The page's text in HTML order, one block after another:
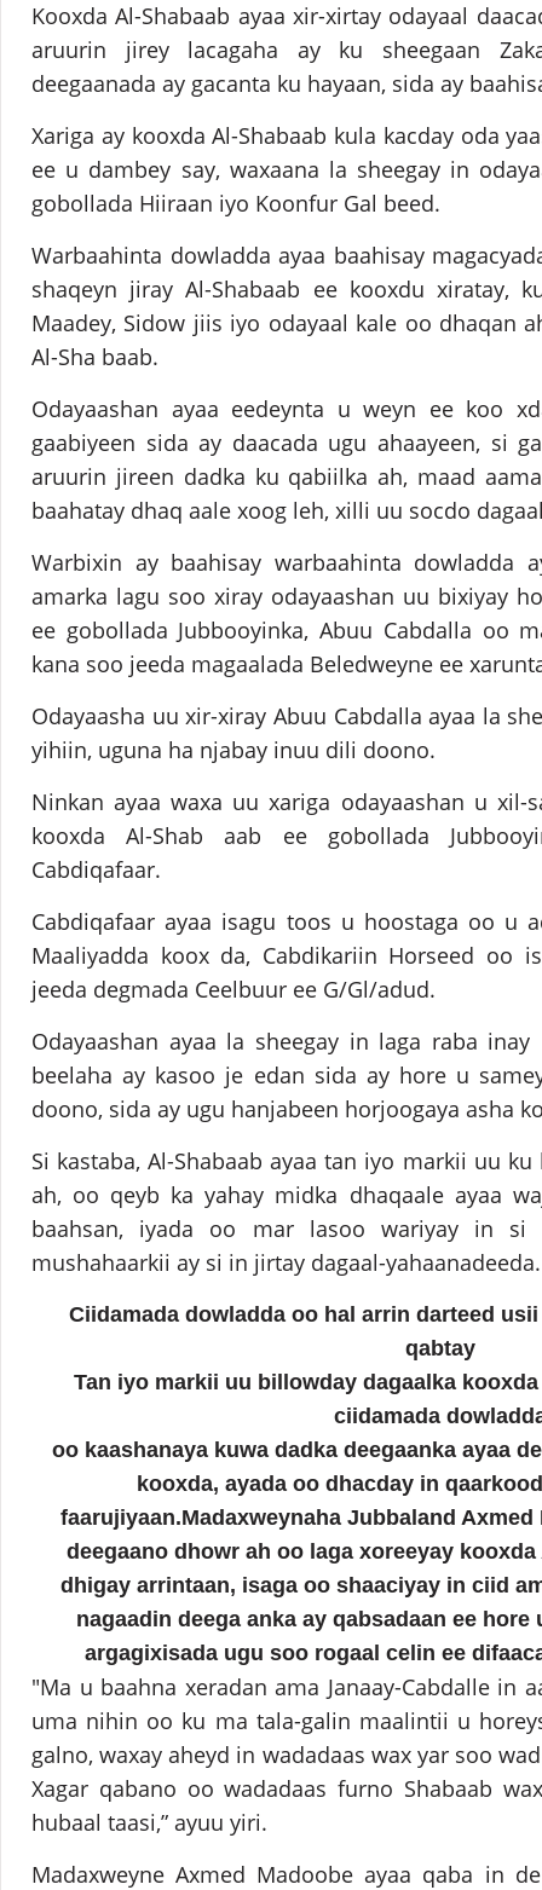
Kooxda Al-Shabaab ayaa xir-xirtay odayaal
aruurin jirey lacagaha ay ku sheegaan
deegaanada ay gacanta ku hayaan, sida ay
Xariga ay kooxda Al-Shabaab kula kacday oda
ee u dambey say, waxaana la sheegay in
gobollada Hiiraan iyo Koonfur Gal beed.
Warbaahinta dowladda ayaa baahisay
shaqeyn jiray Al-Shabaab ee kooxdu xiratay,
Maadey, Sidow jiis iyo odayaal kale oo dhaqan
Al-Sha baab.
Odayaashan ayaa eedeynta u weyn ee koo
gaabiyeen sida ay daacada ugu ahaayeen, si
aruurin jireen dadka ku qabiilka ah, maad
baahatay dhaq aale xoog leh, xilli uu socdo
Warbixin ay baahisay warbaahinta dowladda
amarka lagu soo xiray odayaashan uu bixiyay
ee gobollada Jubbooyinka, Abuu Cabdalla oo
kana soo jeeda magaalada Beledweyne ee
Odayaasha uu xir-xiray Abuu Cabdalla ayaa la
yihiin, uguna ha njabay inuu dili doono.
Ninkan ayaa waxa uu xariga odayaashan u xil-
kooxda Al-Shab aab ee gobollada
Cabdiqafaar.
Cabdiqafaar ayaa isagu toos u hoostaga oo u
Maaliyadda koox da, Cabdikariin Horseed oo
jeeda degmada Ceelbuur ee G/Gl/adud.
Odayaashan ayaa la sheegay in laga raba
beelaha ay kasoo je edan sida ay hore u
doono, sida ay ugu hanjabeen horjoogaya asha
Si kastaba, Al-Shabaab ayaa tan iyo markii uu
ah, oo qeyb ka yahay midka dhaqaale ayaa
baahsan, iyada oo mar lasoo wariyay in
mushahaarkii ay si in jirtay dagaal-yahaanadeeda.
Ciidamada dowladda oo hal arrin darteed
qabtay
Tan iyo markii uu billowday dagaalka
ciidamada
oo kaashanaya kuwa dadka deegaanka ayaa
kooxda, ayada oo dhacday in
faarujiyaan.Madaxweynaha Jubbaland
deegaano dhowr ah oo laga xoreeyay
dhigay arrintaan, isaga oo shaaciyay in ciid
nagaadin deega anka ay qabsadaan ee
argagixisada ugu soo rogaal celin ee
"Ma u baahna xeradan ama Janaay-Cabdalle in
uma nihin oo ku ma tala-galin maalintii u
galno, waxay aheyd in wadadaas wax yar soo
Xagar qabano oo wadadaas furno Shabaab
hubaal taasi,” ayuu yiri.
Madaxweyne Axmed Madoobe ayaa qaba in